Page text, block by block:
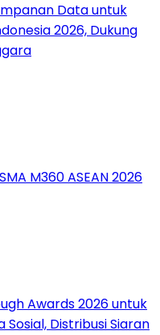
Data untuk
2026, Dukung
M360 ASEAN 2026
Awards 2026 untuk
Distribusi Siaran